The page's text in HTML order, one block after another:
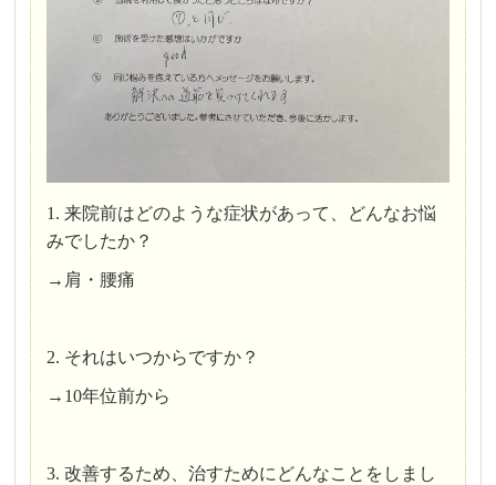
1. 来院前はどのような症状があって、どんなお悩
みでしたか？
→肩・腰痛
2. それはいつからですか？
→10年位前から
3. 改善するため、治すためにどんなことをしまし